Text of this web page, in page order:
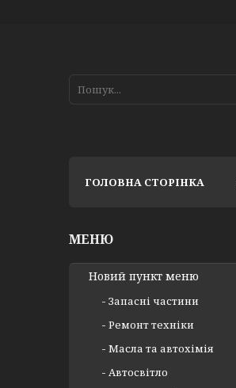
ГОЛОВНА СТОРІНКА
Новий пункт меню
Запасні частини
Ремонт техніки
Масла та автохімія
Автосвітло